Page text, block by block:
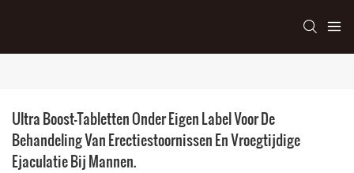
Ultra Boost-Tabletten Onder Eigen Label Voor De
Behandeling Van Erectiestoornissen En Vroegtijdige
Ejaculatie Bij Mannen.